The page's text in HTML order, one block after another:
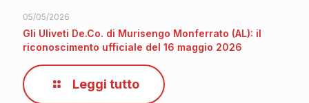
05/05/2026
Gli Uliveti De.Co. di Murisengo Monferrato (AL): il
riconoscimento ufficiale del 16 maggio 2026
Leggi tutto